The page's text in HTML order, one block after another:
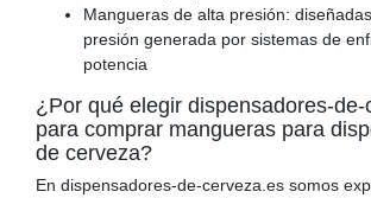
Mangueras de alta presión:
presión generada por sistemas de
potencia
¿Por qué elegir dispensadores-
para comprar mangueras para
de cerveza?
En dispensadores-de-cerveza.es somos